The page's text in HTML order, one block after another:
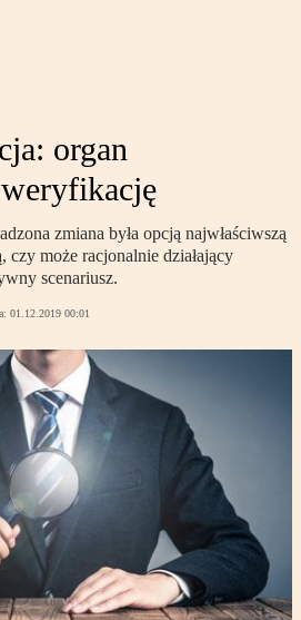
organ
zmiana była opcją najwłaściwszą
może racjonalnie działający
scenariusz.
01.12.2019 00:01